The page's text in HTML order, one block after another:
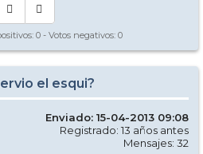
0 - Votos negativos: 0
el esqui?
Enviado: 15-04-2013 09:08
Registrado: 13 años antes
Mensajes: 32